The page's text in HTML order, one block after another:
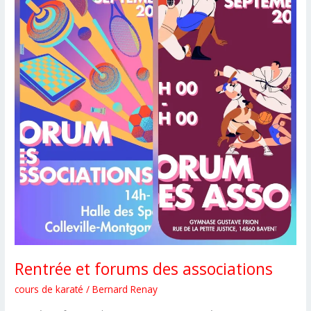
CSKS14
Rentrée et forums des associations
cours de karaté /Bernard Renay